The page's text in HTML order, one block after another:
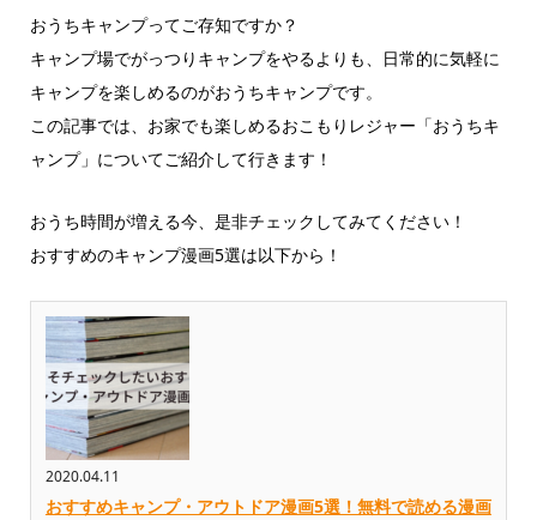
おうちキャンプってご存知ですか？
キャンプ場でがっつりキャンプをやるよりも、日常的に気軽に
キャンプを楽しめるのがおうちキャンプです。
この記事では、お家でも楽しめるおこもりレジャー「おうちキ
ャンプ」についてご紹介して行きます！
おうち時間が増える今、是非チェックしてみてください！
おすすめのキャンプ漫画5選は以下から！
2020.04.11
おすすめキャンプ・アウトドア漫画5選！無料で読める漫画